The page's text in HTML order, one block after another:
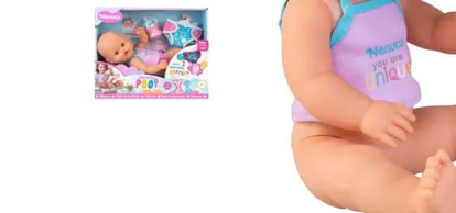
Vehículos y Pistas